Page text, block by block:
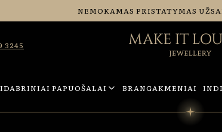
NEMOKAMAS PRISTATYMAS
3245
PAPUOŠALAI BRANGAKMENIAI